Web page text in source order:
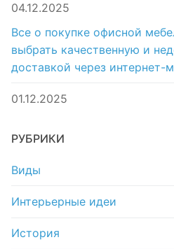
04.12.2025
Все о покупке офисной
выбрать качественную и
доставкой через интернет-
01.12.2025
РУБРИКИ
Виды
Интерьерные идеи
История